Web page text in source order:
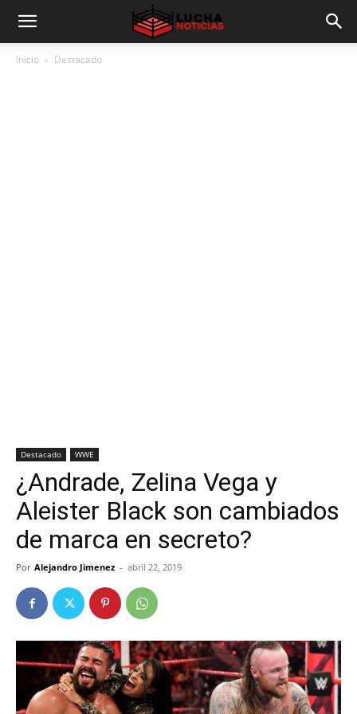
Inicio Destacado
Destacado WWE
¿Andrade, Zelina Vega y
Aleister Black son cambiados
de marca en secreto?
Por Alejandro Jimenez - abril 22, 2019